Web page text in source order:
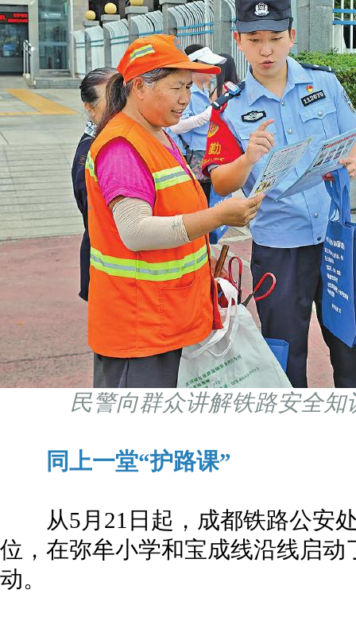
民警向群众讲解铁路安全
同上一堂“护路课”
从5月21日起，成都铁路公安处
位，在弥牟小学和宝成线沿线启动
动。